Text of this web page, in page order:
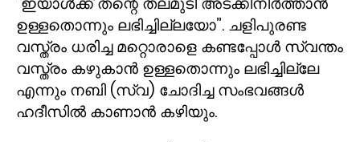
ഉള്ളതൊന്നും ലഭിച്ചില്ലയോ”. ചളിപുരണ്ട
വസ്ത്രം ധരിച്ച മറ്റൊരാളെ കണ്ടപ്പോൾ സ്വന്തം
വസ്ത്രം കഴുകാൻ ഉള്ളതൊന്നും ലഭിച്ചില്ലേ
എന്നും നബി (സ്വ) ചോദിച്ച സംഭവങ്ങൾ
ഹദീസിൽ കാണാൻ കഴിയും.